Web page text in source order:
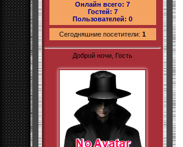
Онлайн всего: 7
Гостей: 7
Пользователей: 0
Сегодняшние посетители: 1
Доброй ночи, Гость